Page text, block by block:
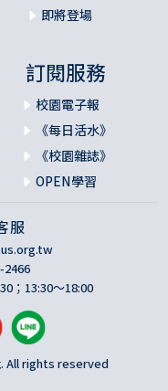
即將登場
訂閱服務
校園電子報
《每日活水》
《校園雜誌》
OPEN學習
服
2466
；13:30～18:00
All rights reserved